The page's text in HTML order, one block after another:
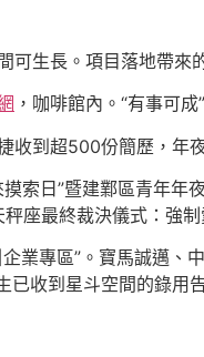
可生長。項目落地帶來
，咖啡館內。“有事可成
收到超500份簡歷，年
索日”暨建鄴區青年
座最終裁決儀式：強
業專區”。寶馬誠邁
已收到星斗空間的錄用